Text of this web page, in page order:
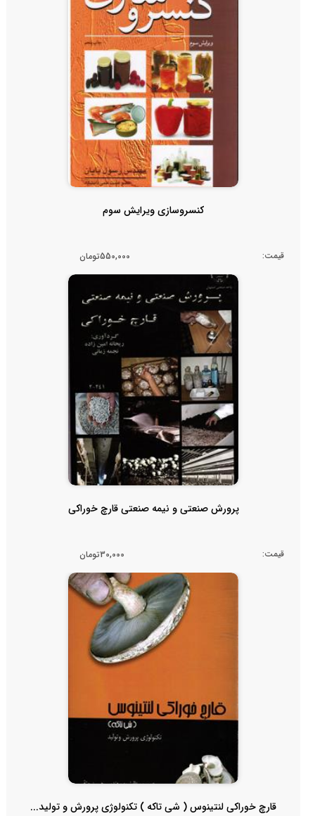
کنسروسازی ویرایش سوم
قیمت: 550,000تومان
پرورش صنعتی و نیمه صنعتی قارچ خوراکی
قیمت: 30,000تومان
قارچ خوراکی لنتینوس ( شی تاکه ) تکنولوژی پرورش و تولید...